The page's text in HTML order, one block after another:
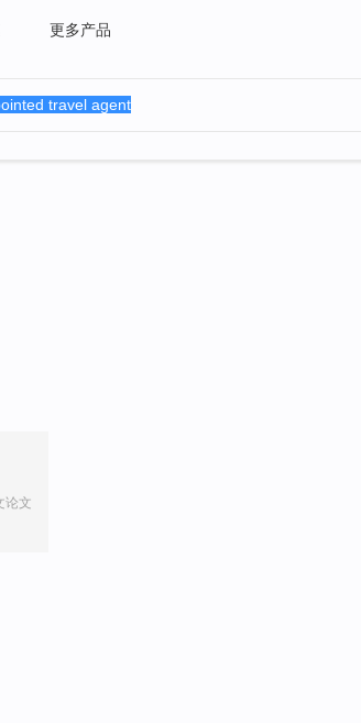
更多产品
论文